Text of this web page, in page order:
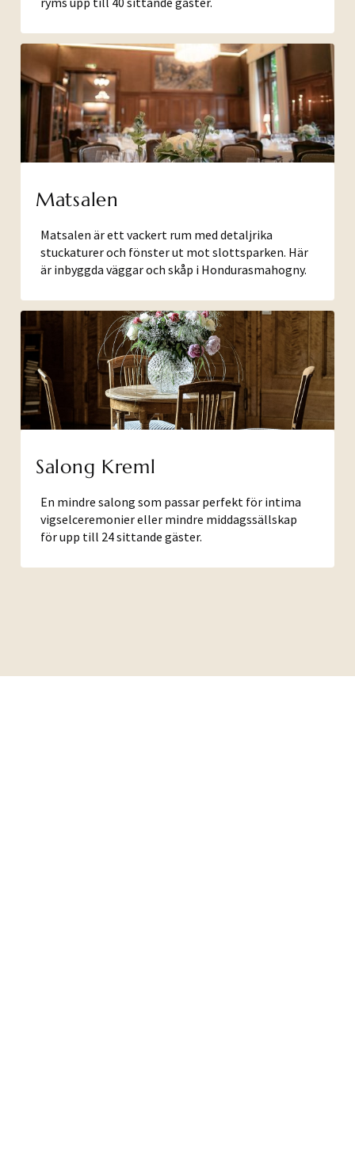
Matsalen
Matsalen är ett vackert rum med detaljrika
stuckaturer och fönster ut mot slottsparken. Här
är inbyggda väggar och skåp i Hondurasmahogny.
Salong Kreml
En mindre salong som passar perfekt för intima
vigselceremonier eller mindre middagssällskap
för upp till 24 sittande gäster.